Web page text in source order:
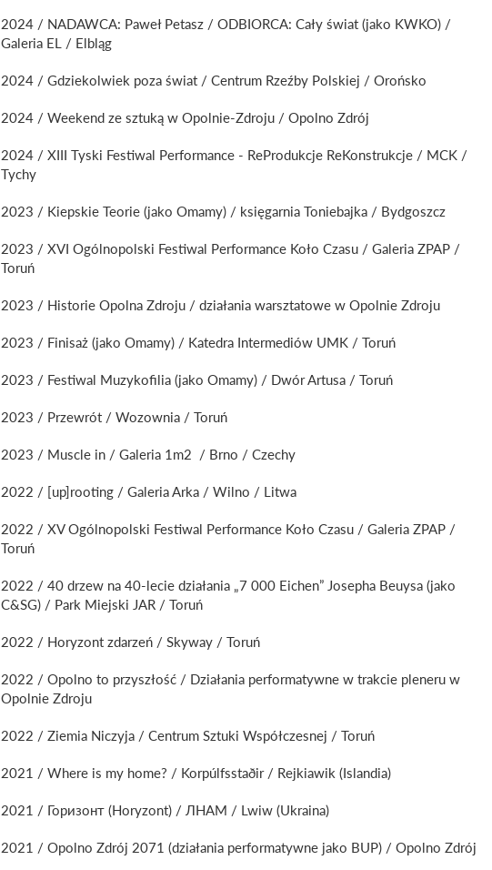
2024 / NADAWCA: Paweł Petasz / ODBIORCA: Cały świat (jako KWKO) /
Galeria EL / Elbląg
2024 / Gdziekolwiek poza świat / Centrum Rzeźby Polskiej / Orońsko
2024 / Weekend ze sztuką w Opolnie-Zdroju / Opolno Zdrój
2024 / XIII Tyski Festiwal Performance - ReProdukcje ReKonstrukcje / MCK /
Tychy
2023 / Kiepskie Teorie (jako Omamy) / księgarnia Toniebajka / Bydgoszcz
2023 / XVI Ogólnopolski Festiwal Performance Koło Czasu / Galeria ZPAP /
Toruń
2023 / Historie Opolna Zdroju / działania warsztatowe w Opolnie Zdroju
2023 / Finisaż (jako Omamy) / Katedra Intermediów UMK / Toruń
2023 / Festiwal Muzykofilia (jako Omamy) / Dwór Artusa / Toruń
2023 / Przewrót / Wozownia / Toruń
2023 / Muscle in / Galeria 1m2 / Brno / Czechy
2022 / [up]rooting / Galeria Arka / Wilno / Litwa
2022 / XV Ogólnopolski Festiwal Performance Koło Czasu / Galeria ZPAP /
Toruń
2022 / 40 drzew na 40-lecie działania „7 000 Eichen” Josepha Beuysa (jako
C&SG) / Park Miejski JAR / Toruń
2022 / Horyzont zdarzeń / Skyway / Toruń
2022 / Opolno to przyszłość / Działania performatywne w trakcie pleneru w
Opolnie Zdroju
2022 / Ziemia Niczyja / Centrum Sztuki Współczesnej / Toruń
2021 / Where is my home? / Korpúlfsstaðir / Rejkiawik (Islandia)
2021 / Горизонт (Horyzont) / ЛНАМ / Lwiw (Ukraina)
2021 / Opolno Zdrój 2071 (działania performatywne jako BUP) / Opolno Zdrój